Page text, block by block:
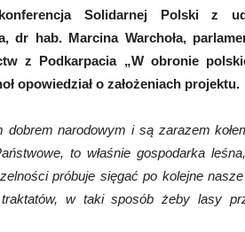
Solidarnej Polski z
dr hab. Marcina Warchoła,
z Podkarpacia „W obronie
opowiedział o założeniach projektu.
narodowym i są zarazem
to właśnie gospodarka
próbuje sięgać po kolejne
w taki sposób żeby lasy